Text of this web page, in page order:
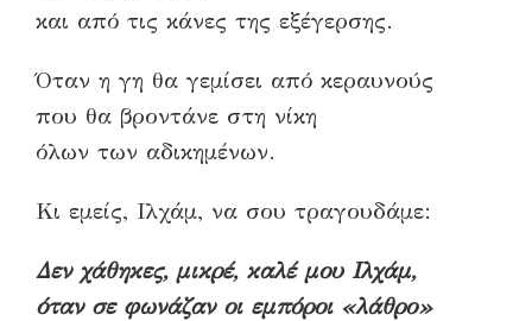
και από τις κάνες της εξέγερσης.
Όταν η γη θα γεμίσει από κεραυνούς
που θα βροντάνε στη νίκη
όλων των αδικημένων.
Κι εμείς, Ιλχάμ, να σου τραγουδάμε:
Δεν χάθηκες, μικρέ, καλέ μου Ιλχάμ,
όταν σε φωνάζαν οι εμπόροι «λάθρο»